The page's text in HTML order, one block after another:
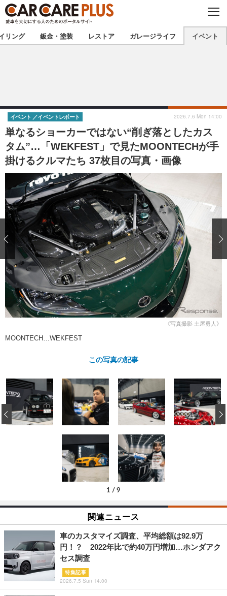
C
O
S
E
★カーケアプラス認定★ 厳選プロショップを地域から探す
甲信越 北陸
東海 関西
中国 四国
九州
注目の記事
ショップレポート 愛車 File
自動車豆知識 ストップ！不具合修理＆粗悪修理
鈑金・塗装
ディテイリング
ディテイリング 洗車
ヘッドライト磨き コーティング
フィルム・ラッピング
鈑金・塗装
小キズ直し 防錆
特集記事
ストップ 不具合修理＆粗悪修理
カーメーカー「旧車」関連プロジェ
クト
ショップ紹介
ショップレポート プロショップ検索
レストア
カーメーカー「旧車」関連プロジ
イベント
リング 鈑金・塗装 レストア ガレージライフ イベント
単なるショーカーではない“削ぎ落としたカス
タム”…「WEKFEST」で見たMOONTECHが手
掛けるクルマたち 37枚目の写真・画像
イベント イベントレポート 2026.7.6 Mon 14:00
《写真撮影 土屋勇人》
MOONTECH…WEKFEST
この写真の記事
1 / 9
‹
関連ニュース
車のカスタマイズ調査、平均総額は92.9万
円！？ 2022年比で約40万円増加…ホンダアク
セス調査
特集記事
2026.7.5 Sun 14:00